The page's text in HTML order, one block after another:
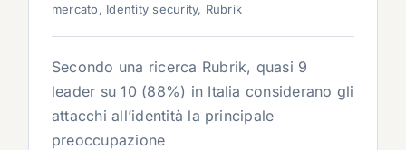
mercato, Identity security, Rubrik
Secondo una ricerca Rubrik, quasi 9
leader su 10 (88%) in Italia considerano gli
attacchi all’identità la principale
preoccupazione